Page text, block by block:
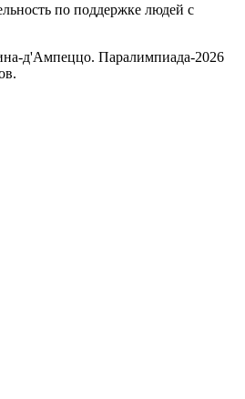
по поддержке людей с
д'Ампеццо. Паралимпиада-2026